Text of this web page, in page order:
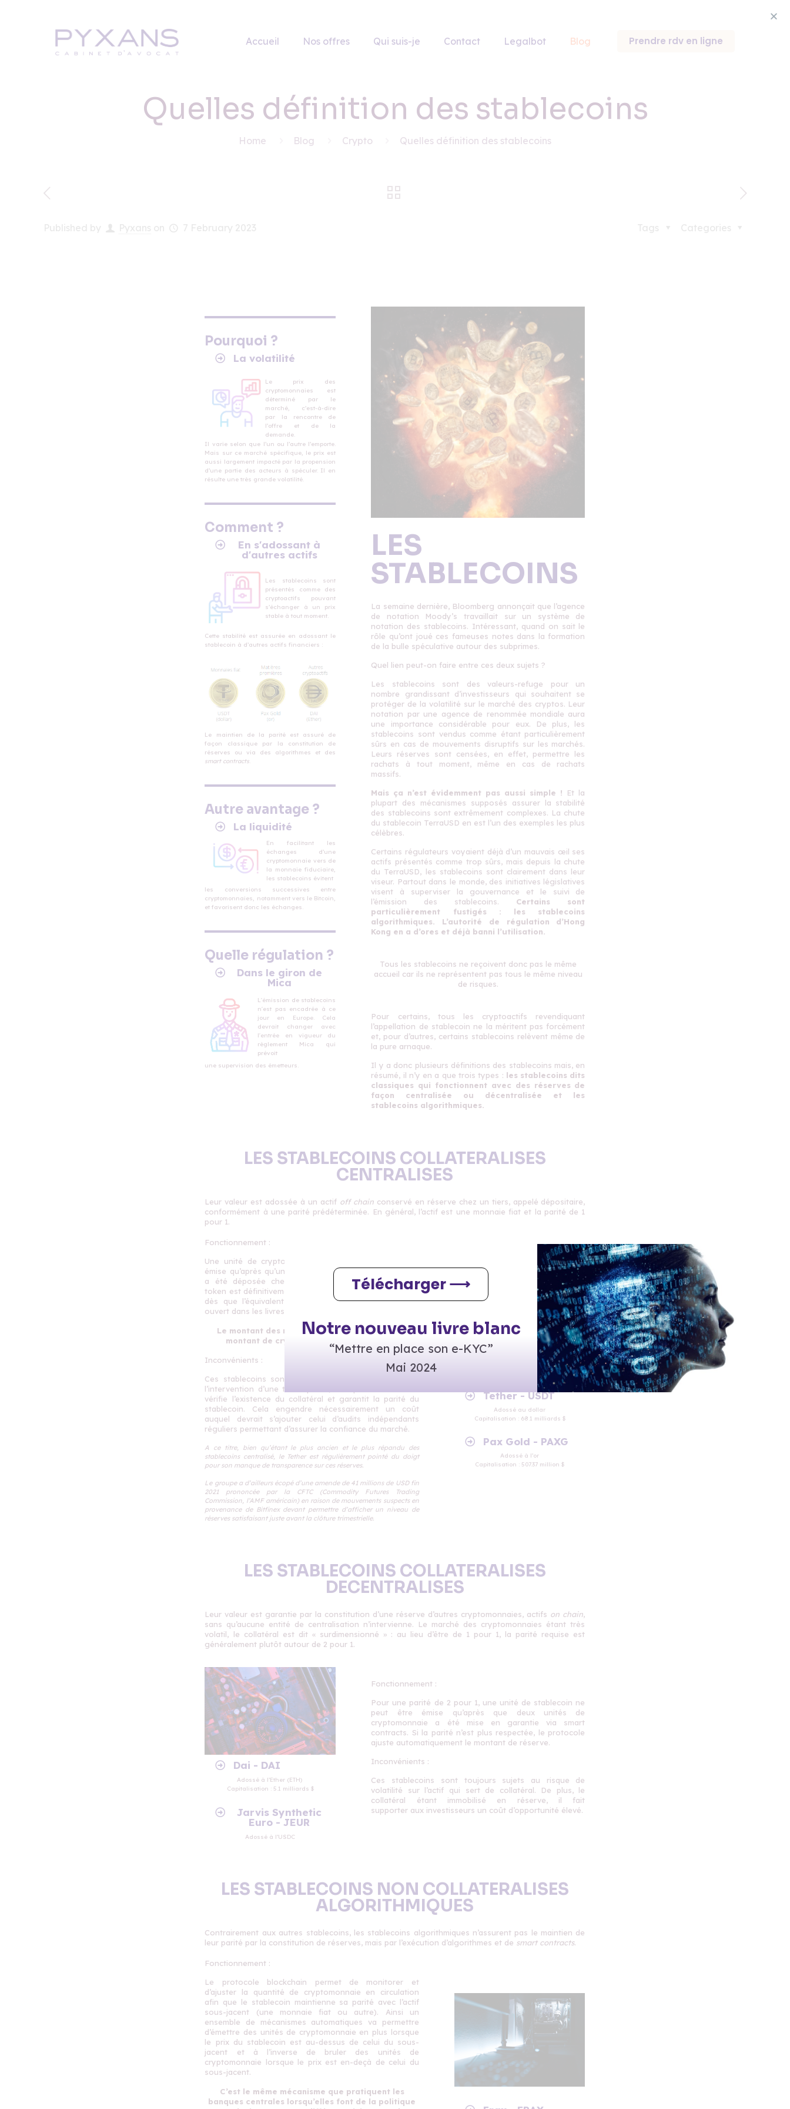
Accueil Nos offres Qui suis-je Contact Legalbot Blog Prendre rdv en ligne
Quelles définition des stablecoins
Home Blog Crypto Quelles définition des stablecoins
Pourquoi ?
La volatilité
Le prix des
cryptomonnaies est
déterminé par le
marché, c’est-à-dire
par la rencontre de
l’offre et de la
demande.
Mais sur ce marché spécifique, le prix est
aussi largement impacté par la propension
d’une partie des acteurs à spéculer. Il en
résulte une très grande volatilité.
Comment ?
En s'adossant à
d'autres actifs
Les stablecoins sont
présentés comme des
cryptoactifs pouvant
s’échanger à un prix
stable à tout moment.
Cette stabilité est assurée en adossant le
stablecoin à d’autres actifs financiers :
Le maintien de la parité est assuré de
façon classique par la constitution de
réserves ou via des algorithmes et des
smart contracts.
Autre avantage ?
La liquidité
En facilitant les
échanges d’une
cryptomonnaie vers de
la monnaie fiduciaire,
les stablecoins évitent
les conversions successives entre
cryptomonnaies, notamment vers le Bitcoin,
et favorisent donc les échanges.
Quelle régulation ?
Dans le giron de
Mica
L'émission de stablecoins
n'est pas encadrée à ce
jour en Europe. Cela
devrait changer avec
l'entrée en vigueur du
règlement Mica qui
prévoit
une supervision des émetteurs.
LES
STABLECOINS
La semaine dernière, Bloomberg annonçait que l’agence
de notation Moody’s travaillait sur un système de
notation des stablecoins. Intéressant, quand on sait le
rôle qu’ont joué ces fameuses notes dans la formation
de la bulle spéculative autour des subprimes.
Quel lien peut-on faire entre ces deux sujets ?
Les stablecoins sont des valeurs-refuge pour un
nombre grandissant d’investisseurs qui souhaitent se
protéger de la volatilité sur le marché des cryptos. Leur
notation par une agence de renommée mondiale aura
une importance considérable pour eux. De plus, les
stablecoins sont vendus comme étant particulièrement
sûrs en cas de mouvements disruptifs sur les marchés.
Leurs réserves sont censées, en effet, permettre les
rachats à tout moment, même en cas de rachats
massifs.
Mais ça n’est évidemment pas aussi simple !
Et la
plupart des mécanismes supposés assurer la stabilité
des stablecoins sont extrêmement complexes. La chute
du stablecoin TerraUSD en est l’un des exemples les plus
célèbres.
Certains régulateurs voyaient déjà d’un mauvais œil ses
actifs présentés comme trop sûrs, mais depuis la chute
du TerraUSD, les stablecoins sont clairement dans leur
viseur. Partout dans le monde, des initiatives législatives
visent à superviser la gouvernance et le suivi de
l’émission des stablecoins. Certains sont
particulièrement fustigés : les stablecoins
algorithmiques.
L’autorité de régulation d’Hong
Kong en a d’ores et déjà banni l’utilisation.
Tous les stablecoins ne reçoivent donc pas le même
accueil car ils ne représentent pas tous le même niveau
de risques.
Pour certains, tous les cryptoactifs revendiquant
l’appellation de stablecoin ne la méritent pas forcément
et, pour d’autres, certains stablecoins relèvent même de
la pure arnaque.
Il y a donc plusieurs définitions des stablecoins mais, en
résumé, il n’y en a que trois types : les stablecoins dits
classiques qui fonctionnent avec des réserves de
façon centralisée ou décentralisée et les
stablecoins algorithmiques.
LES STABLECOINS COLLATERALISES
CENTRALISES
Leur valeur est adossée à un actif off chainconservé en réserve chez un tiers, appelé dépositaire,
conformément à une parité prédéterminée. En général, l’actif est une monnaie fiat et la parité de 1
pour 1.
Fonctionnement :
Une unité de cryptomonnaie (un token) ne peut être
émise qu’après qu’une unité de monnaie fiat (ex. dollar)
a été déposée chez le dépositaire. Inversement, un
token est définitivement retiré de la circulation (« burn »)
dès que l’équivalent d’un dollar est retiré du compte
ouvert dans les livres du dépositaire.
Le montant des réserves varie en parallèle du
montant de cryptomonnaie en circulation.
Inconvénients :
Ces stablecoins sont dit centralisés, car ils impliquent
l’intervention d’une tierce partie, le dépositaire. Celui-ci
vérifie l’existence du collatéral et garantit la parité du
stablecoin. Cela engendre nécessairement un coût
auquel devrait s’ajouter celui d’audits indépendants
réguliers permettant d’assurer la confiance du marché.
A ce titre, bien qu’étant le plus ancien et le plus répandu des
stablecoins centralisé, le Tether est régulièrement pointé du doigt
pour son manque de transparence sur ces réserves.
Le groupe a d’ailleurs écopé d’une amende de 41 millions de USD fin
2021 prononcée par la CFTC (Commodity Futures Trading
Commission, l’AMF américain) en raison de mouvements suspects en
provenance de Bitfinex devant permettre d’afficher un niveau de
réserves satisfaisant juste avant la clôture trimestrielle.
Tether - USDT
Adossé au dollar
Capitalisation : 68.1 milliards $
Pax Gold - PAXG
Adossé à l’or
Capitalisation : 507.37 million $
LES STABLECOINS COLLATERALISES
DECENTRALISES
Leur valeur est garantie par la constitution d’une réserve d’autres cryptomonnaies, actifs on chain,
sans qu’aucune entité de centralisation n’intervienne. Le marché des cryptomonnaies étant très
volatil, le collatéral est dit « surdimensionné » : au lieu d’être de 1 pour 1, la parité requise est
généralement plutôt autour de 2 pour 1.
Dai - DAI
Adossé à l’Ether (ETH)
Capitalisation : 5.1 milliards $
Jarvis Synthetic
Euro - JEUR
Adossé à l’USDC
Fonctionnement :
Pour une parité de 2 pour 1, une unité de stablecoin ne
peut être émise qu’après que deux unités de
cryptomonnaie a été mise en garantie via smart
contracts. Si la parité n’est plus respectée, le protocole
ajuste automatiquement le montant de réserve.
Inconvénients :
Ces stablecoins sont toujours sujets au risque de
volatilité sur l’actif qui sert de collatéral. De plus, le
collatéral étant immobilisé en réserve, il fait
supporter aux investisseurs un coût d’opportunité élevé.
LES STABLECOINS NON COLLATERALISES
ALGORITHMIQUES
Contrairement aux autres stablecoins, les stablecoins algorithmiques n’assurent pas le maintien de
leur parité par la constitution de réserves, mais par l’exécution d’algorithmes et de smart contracts.
Fonctionnement :
Le protocole blockchain permet de monitorer et
d’ajuster la quantité de cryptomonnaie en circulation
afin que le stablecoin maintienne sa parité avec l’actif
sous-jacent (une monnaie fiat ou autre). Ainsi un
ensemble de mécanismes automatiques va permettre
d’émettre des unités de cryptomonnaie en plus lorsque
le prix du stablecoin est au-dessus de celui du sous-
jacent et à l’inverse de bruler des unités de
cryptomonnaie lorsque le prix est en-deçà de celui du
sous-jacent.
C’est le même mécanisme que pratiquent les
banques centrales lorsqu’elles font de la politique
Télécharger ⟶
Notre nouveau livre blanc
“Mettre en place son e-KYC”
Mai 2024